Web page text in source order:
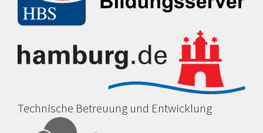
Technische Betreuung und Entwicklung